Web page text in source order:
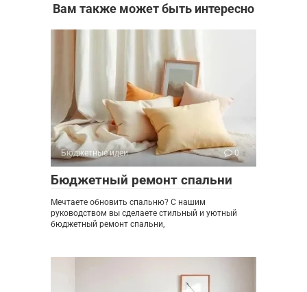
Вам также может быть интересно
Бюджетные идеи 0
Бюджетный ремонт спальни
Мечтаете обновить спальню? С нашим
руководством вы сделаете стильный и уютный
бюджетный ремонт спальни,